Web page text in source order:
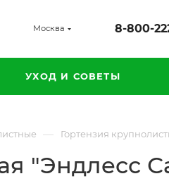
Москва 8-800-
УХОД И СОВЕТЫ
— Гортензия
"Эндлесс